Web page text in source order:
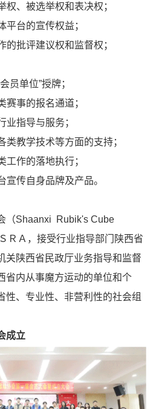
权、被选举权和表决权；
平台的宣传权益；
的批评建议权和监督权；
员单位”授牌；
赛事的报名通道；
业指导与服务；
类教学技术等方面的支持；
工作的落地执行；
宣传自身品牌及产品。
（Shaanxi Rubik's Cube
ＲＡ，接受行业指导部门陕西省
关陕西省民政厅业务指导和监督
省内从事魔方运动的单位和个
性、专业性、非营利性的社会组
成立